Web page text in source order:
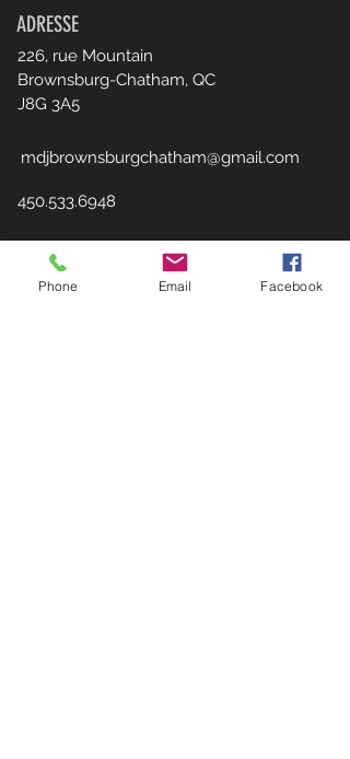
ADRESSE
226, rue Mountain
Brownsburg-Chatham, QC
J8G 3A5
mdjbrownsburgchatham@gmail.com
450.533.6948
Phone Email Facebook